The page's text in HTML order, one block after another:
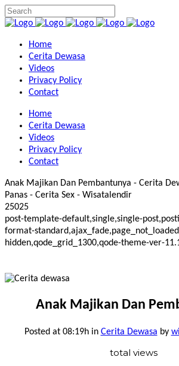
Home
Cerita Dewasa
Videos
Privacy Policy
Contact
Home
Cerita Dewasa
Videos
Privacy Policy
Contact
Anak Majikan Dan Pembantunya - Cerita
Panas - Cerita Sex - Wisatalendir
25025
post-template-default,single,single-
format-
hidden,qode_grid_1300,qode-theme-ver-
Anak Majikan Dan
Posted at 08:19hin Cerita Dewasa by
total views